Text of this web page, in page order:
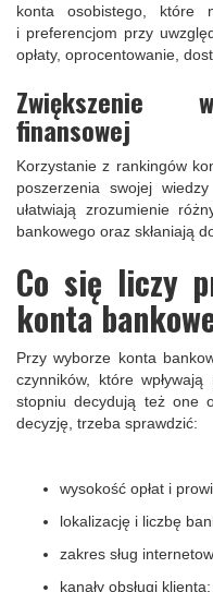
konta osobistego, które
i preferencjom przy
opłaty, oprocentowanie,
Zwiększenie
finansowej
Korzystanie z rankingów
poszerzenia swojej
ułatwiają zrozumienie
bankowego oraz skłaniają
Co się liczy
konta
Przy wyborze konta
czynników, które
stopniu decydują też one
decyzję, trzeba sprawdzić:
wysokość opłat i
lokalizację i liczbę
zakres sług
kanały obsługi klienta;